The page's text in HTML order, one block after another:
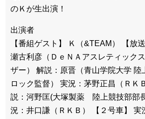
のＫが生出演！
出演者
【番組ゲスト】 Ｋ（&TEAM） 【放
瀬古利彦（ＤｅＮＡアスレティック
ザー） 解説：原晋（青山学院大学 陸
ロック監督） 実況：茅野正昌（ＲＫ
説：河野匡(大塚製薬 陸上競技部部
況：井口謙（ＲＫＢ） 【２号車】 実